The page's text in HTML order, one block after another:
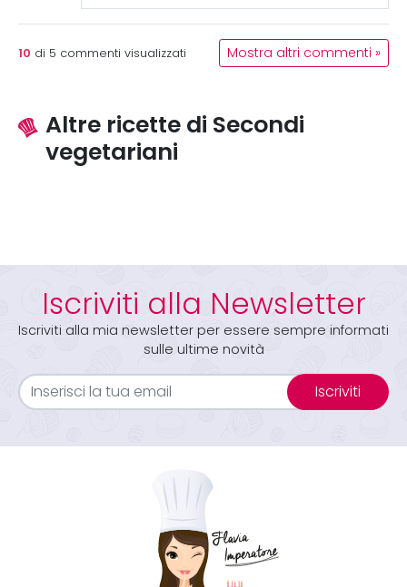
10 di 5 commenti visualizzati Mostra altri commenti »
Altre ricette di Secondi
vegetariani
Iscriviti alla Newsletter
Iscriviti alla mia newsletter per essere sempre informati
sulle ultime novità
Iscriviti